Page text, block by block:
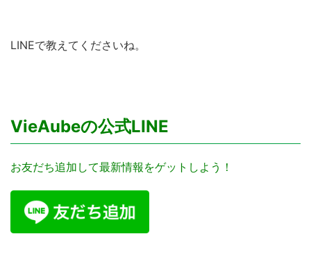
LINEで教えてくださいね。
VieAubeの公式LINE
お友だち追加して最新情報をゲットしよう！